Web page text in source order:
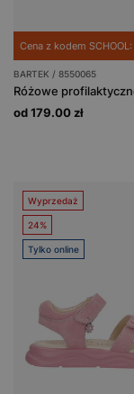
Cena z kodem SCHOOL:
BARTEK / 8550065
od 179.00 zł
Wyprzedaż
24%
Tylko online